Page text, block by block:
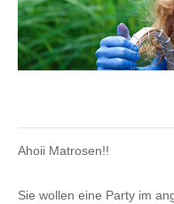
Ahoii Matrosen!!
Sie wollen eine Party im